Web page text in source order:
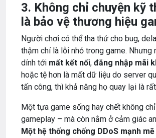
3. Không chỉ chuyện kỹ
là bảo vệ thương hiệu
Người chơi có thể tha thứ cho bug,
thậm chí là lỗi nhỏ trong game. Nhưng
dính tới mất kết nối, đăng nhập mãi
hoặc tệ hơn là mất dữ liệu do server
tấn công, thì khả năng họ quay lại là
Một tựa game sống hay chết không
gameplay – mà còn nằm ở cảm giác
Một hệ thống chống DDoS mạnh